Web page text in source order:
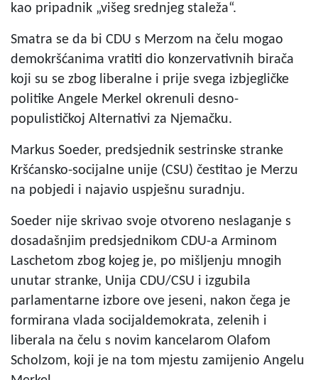
kao pripadnik „višeg srednjeg staleža“.
Smatra se da bi CDU s Merzom na čelu mogao
demokršćanima vratiti dio konzervativnih birača
koji su se zbog liberalne i prije svega izbjegličke
politike Angele Merkel okrenuli desno-
populističkoj Alternativi za Njemačku.
Markus Soeder, predsjednik sestrinske stranke
Kršćansko-socijalne unije (CSU) čestitao je Merzu
na pobjedi i najavio uspješnu suradnju.
Soeder nije skrivao svoje otvoreno neslaganje s
dosadašnjim predsjednikom CDU-a Arminom
Laschetom zbog kojeg je, po mišljenju mnogih
unutar stranke, Unija CDU/CSU i izgubila
parlamentarne izbore ove jeseni, nakon čega je
formirana vlada socijaldemokrata, zelenih i
liberala na čelu s novim kancelarom Olafom
Scholzom, koji je na tom mjestu zamijenio Angelu